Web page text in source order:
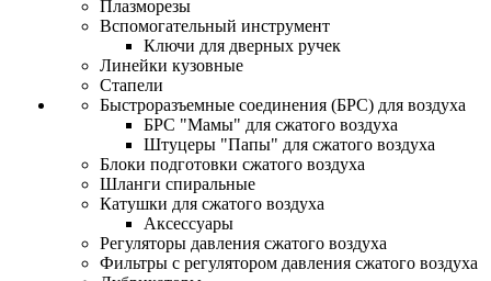
Плазморезы
Вспомогательный инструмент
Ключи для дверных ручек
Линейки кузовные
Стапели
Быстроразъемные соединения (БРС) для воздуха
БРС "Мамы" для сжатого воздуха
Штуцеры "Папы" для сжатого воздуха
Блоки подготовки сжатого воздуха
Шланги спиральные
Катушки для сжатого воздуха
Аксессуары
Регуляторы давления сжатого воздуха
Фильтры с регулятором давления сжатого воздуха